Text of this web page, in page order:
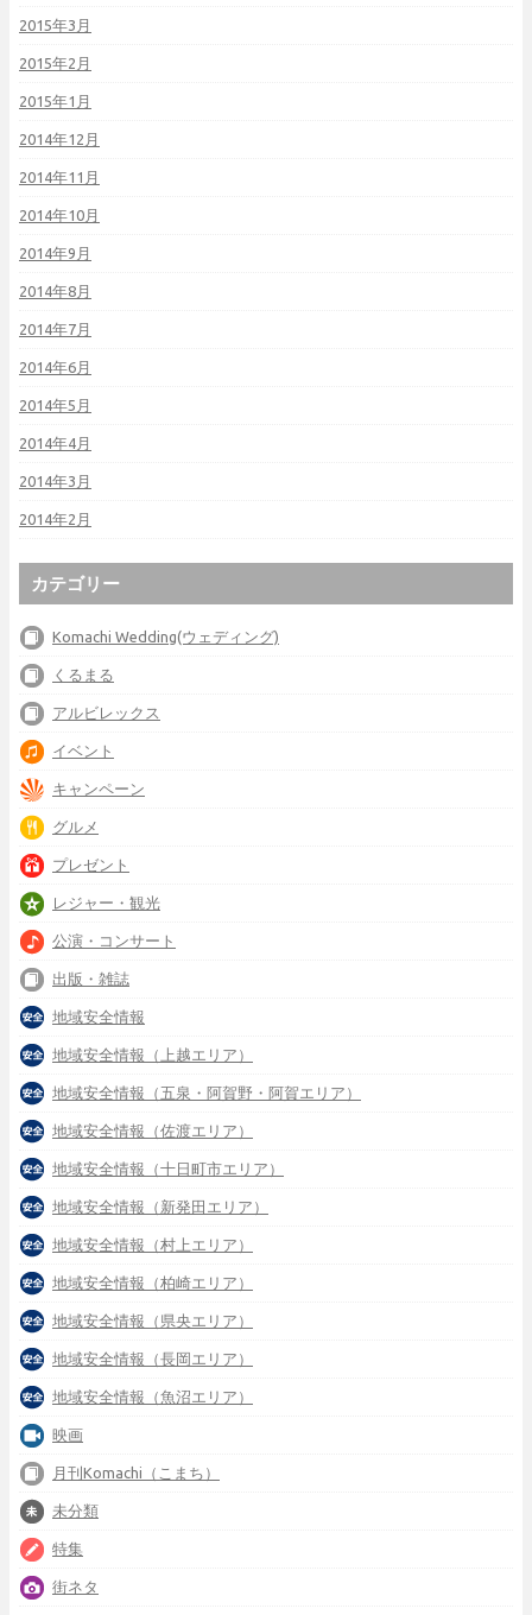
2015年3月
2015年2月
2015年1月
2014年12月
2014年11月
2014年10月
2014年9月
2014年8月
2014年7月
2014年6月
2014年5月
2014年4月
2014年3月
2014年2月
カテゴリー
Komachi Wedding(ウェディング)
くるまる
アルビレックス
イベント
キャンペーン
グルメ
プレゼント
レジャー・観光
公演・コンサート
出版・雑誌
地域安全情報
地域安全情報（上越エリア）
地域安全情報（五泉・阿賀野・阿賀エリア）
地域安全情報（佐渡エリア）
地域安全情報（十日町市エリア）
地域安全情報（新発田エリア）
地域安全情報（村上エリア）
地域安全情報（柏崎エリア）
地域安全情報（県央エリア）
地域安全情報（長岡エリア）
地域安全情報（魚沼エリア）
映画
月刊Komachi（こまち）
未分類
特集
街ネタ